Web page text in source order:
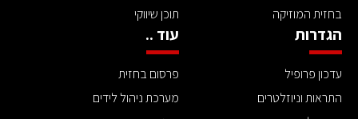
בחזית המוזיקה
תוכן שיווקי
הגדרות
עדכון פרופיל
התראות וניוזלטרים
עוד ..
פרסום בחזית
מערכת ניהול לידים